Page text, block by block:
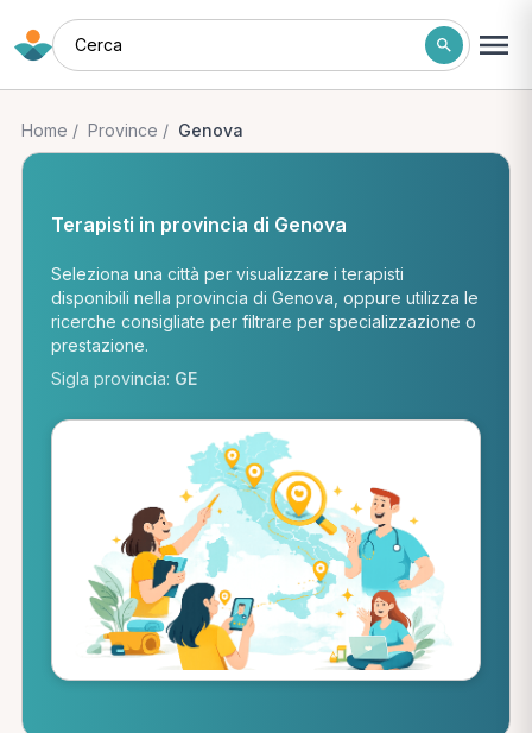
Cerca
Home / Province / Genova
Terapisti in provincia di Genova
Seleziona una città per visualizzare i terapisti
disponibili nella provincia di Genova, oppure utilizza le
ricerche consigliate per filtrare per specializzazione o
prestazione.
Sigla provincia: GE